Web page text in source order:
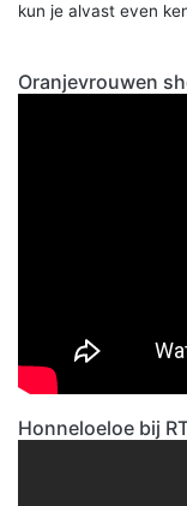
kun je alvast even
Oranjevrouwen
Honneloeloe bij